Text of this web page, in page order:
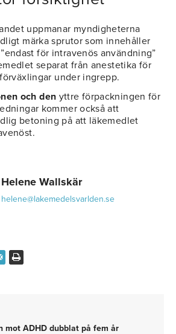
uppmanar myndigheterna
märka sprutor som innehåller
för intravenös användning”
separat från anestetika för
under ingrepp.
och den yttre förpackningen för
kommer också att
betoning på att läkemedlet
Helene Wallskär
helene@lakemedelsvarlden.se
mot ADHD dubblat på fem år